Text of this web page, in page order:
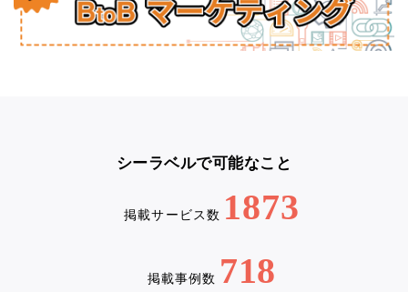
シーラベルで可能なこと
掲載サービス数 1873
掲載事例数 718